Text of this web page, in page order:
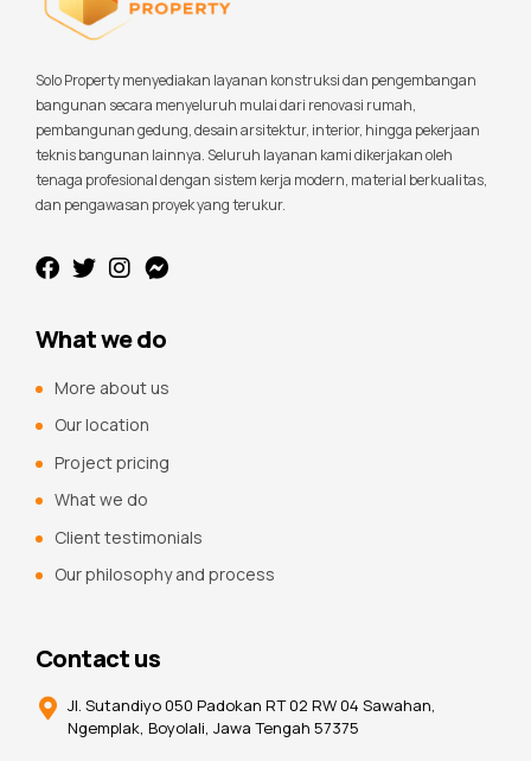
Solo Property menyediakan layanan konstruksi dan pengembangan
bangunan secara menyeluruh mulai dari renovasi rumah,
pembangunan gedung, desain arsitektur, interior, hingga pekerjaan
teknis bangunan lainnya. Seluruh layanan kami dikerjakan oleh
tenaga profesional dengan sistem kerja modern, material berkualitas,
dan pengawasan proyek yang terukur.
What we do
More about us
Our location
Project pricing
What we do
Client testimonials
Our philosophy and process
Contact us
Jl. Sutandiyo 050 Padokan RT 02 RW 04 Sawahan,
Ngemplak, Boyolali, Jawa Tengah 57375